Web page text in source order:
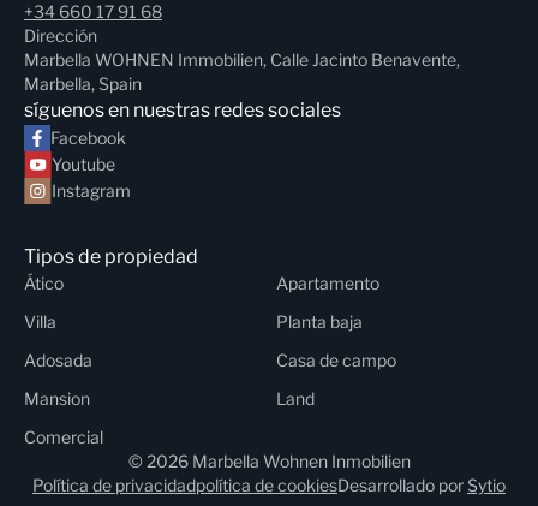
+34 660 17 91 68
Dirección
Marbella WOHNEN Immobilien, Calle Jacinto Benavente,
Marbella, Spain
síguenos en nuestras redes sociales
Facebook
Youtube
Instagram
Tipos de propiedad
Ático
Apartamento
Villa
Planta baja
Adosada
Casa de campo
Mansion
Land
Comercial
© 2026 Marbella Wohnen Inmobilien
Política de privacidadpolítica de cookiesDesarrollado por Sytio